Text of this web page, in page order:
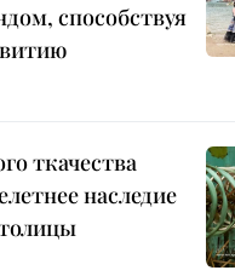
способствуя
ткачества
наследие